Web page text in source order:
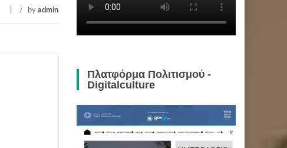
/ by admin
Πλατφόρμα Πολιτισμού -
Digitalculture